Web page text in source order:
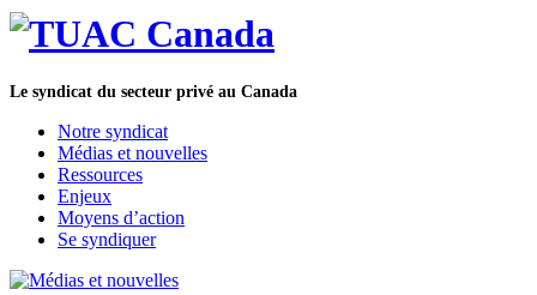
Le syndicat du secteur privé au Canada
Notre syndicat
Médias et nouvelles
Ressources
Enjeux
Moyens d’action
Se syndiquer